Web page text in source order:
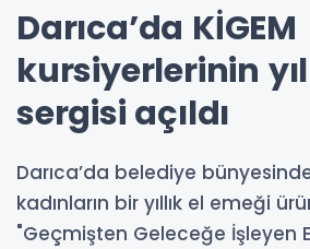
Darıca’da KİGEM
kursiyerlerinin
sergisi açıldı
Darıca’da belediye
kadınların bir yıllık el emeği
"Geçmişten Geleceğe İşleyen